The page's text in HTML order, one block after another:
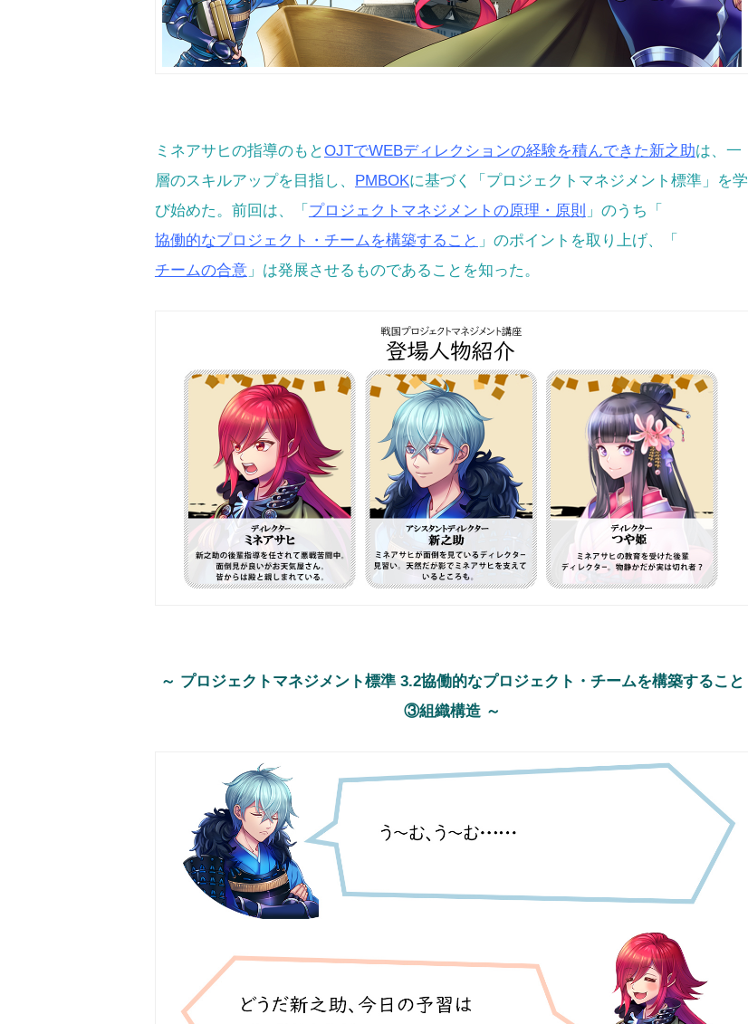
ミネアサヒの指導のもとOJTでWEBディレクションの経験を積んできた新之助は、一
層のスキルアップを目指し、 PMBOKに基づく「プロジェクトマネジメント標準」を学
び始めた。前回は、「 プロジェクトマネジメントの原理・原則 」のうち「
協働的なプロジェクト・チームを構築すること 」のポイントを取り上げ、「
チームの合意」は発展させるものであることを知った。
～ プロジェクトマネジメント標準 3.2協働的なプロジェクト・チームを構築すること
③組織構造 ～